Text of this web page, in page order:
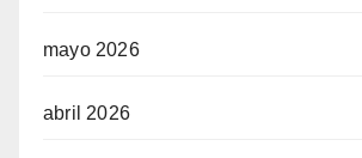
mayo 2026
abril 2026